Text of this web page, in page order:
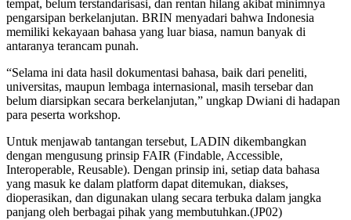
tempat, belum terstandarisasi, dan rentan hilang akibat minimnya
pengarsipan berkelanjutan. BRIN menyadari bahwa Indonesia
memiliki kekayaan bahasa yang luar biasa, namun banyak di
antaranya terancam punah.
“Selama ini data hasil dokumentasi bahasa, baik dari peneliti,
universitas, maupun lembaga internasional, masih tersebar dan
belum diarsipkan secara berkelanjutan,” ungkap Dwiani di hadapan
para peserta workshop.
Untuk menjawab tantangan tersebut, LADIN dikembangkan
dengan mengusung prinsip FAIR (Findable, Accessible,
Interoperable, Reusable). Dengan prinsip ini, setiap data bahasa
yang masuk ke dalam platform dapat ditemukan, diakses,
dioperasikan, dan digunakan ulang secara terbuka dalam jangka
panjang oleh berbagai pihak yang membutuhkan.(JP02)